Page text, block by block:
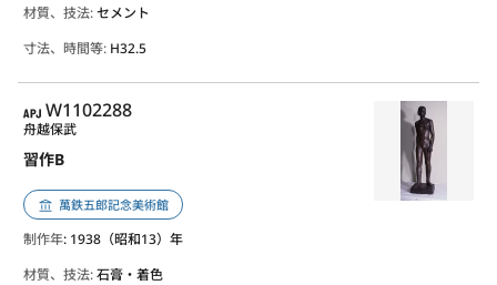
材質、技法:セメント
寸法、時間等: H32.5
APJ
W1102288
習作B
舟越保武
萬鉄五郎記念美術館
制作年: 1938（昭和13）年
材質、技法:石膏・着色